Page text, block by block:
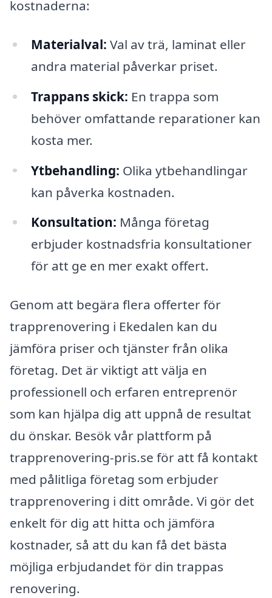
kostnaderna:
Materialval: Val av trä, laminat eller
andra material påverkar priset.
Trappans skick: En trappa som
behöver omfattande reparationer kan
kosta mer.
Ytbehandling: Olika ytbehandlingar
kan påverka kostnaden.
Konsultation: Många företag
erbjuder kostnadsfria konsultationer
för att ge en mer exakt offert.
Genom att begära flera offerter för
trapprenovering i Ekedalen kan du
jämföra priser och tjänster från olika
företag. Det är viktigt att välja en
professionell och erfaren entreprenör
som kan hjälpa dig att uppnå de resultat
du önskar. Besök vår plattform på
trapprenovering-pris.se för att få kontakt
med pålitliga företag som erbjuder
trapprenovering i ditt område. Vi gör det
enkelt för dig att hitta och jämföra
kostnader, så att du kan få det bästa
möjliga erbjudandet för din trappas
renovering.